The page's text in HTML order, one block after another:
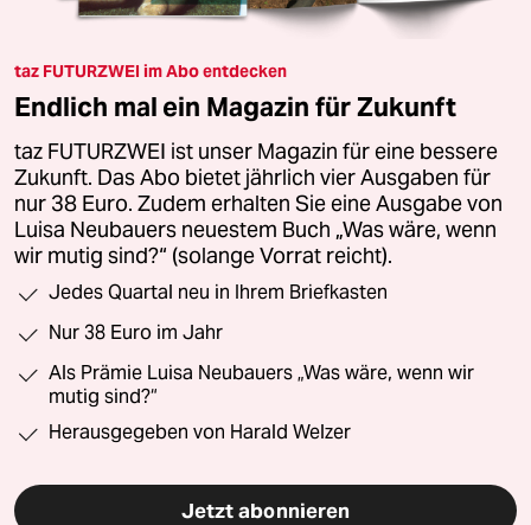
taz FUTURZWEI im Abo entdecken
Endlich mal ein Magazin für Zukunft
taz FUTURZWEI ist unser Magazin für eine bessere
Zukunft. Das Abo bietet jährlich vier Ausgaben für
nur 38 Euro. Zudem erhalten Sie eine Ausgabe von
Luisa Neubauers neuestem Buch „Was wäre, wenn
wir mutig sind?“ (solange Vorrat reicht).
Jedes Quartal neu in Ihrem Briefkasten
Nur 38 Euro im Jahr
Als Prämie Luisa Neubauers „Was wäre, wenn wir
mutig sind?“
Herausgegeben von Harald Welzer
Jetzt abonnieren